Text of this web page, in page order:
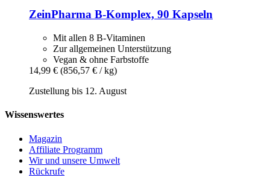
ZeinPharma B-​Komplex, 90 Kapseln
Mit allen 8 B-Vitaminen
Zur allgemeinen Unterstützung
Vegan & ohne Farbstoffe
14,99 € (856,57 € / kg)
Zustellung bis 12. August
Wissenswertes
Magazin
Affiliate Programm
Wir und unsere Umwelt
Rückrufe